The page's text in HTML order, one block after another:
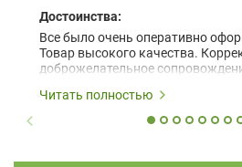
Достоинства:
Все было очень оперативно
Товар высокого качества.
доброжелательное
Читать полностью